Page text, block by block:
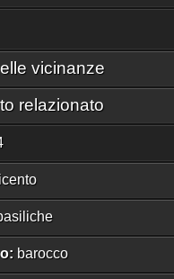
vicinanze
relazionato
barocco